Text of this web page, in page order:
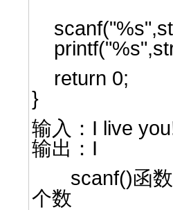
return 0;
}
输入：I live
输出：I
scanf()函数
个数